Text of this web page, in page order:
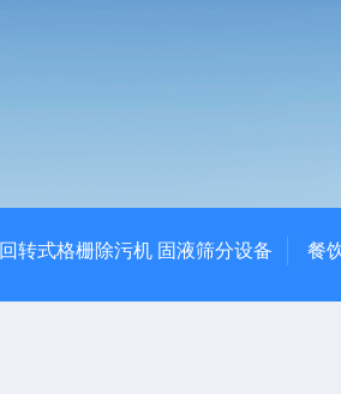
回转式格栅除污机 固液筛分设备 餐